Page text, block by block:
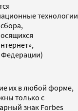
технологии
Федерации)
их в любой форме,
только с
знак Forbes